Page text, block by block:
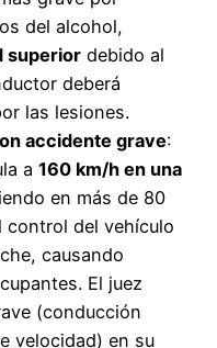
del alcohol,
superior debido al
deberá
las lesiones.
accidente grave:
a 160 km/h en una
en más de 80
control del vehículo
causando
El juez
(conducción
velocidad) en su